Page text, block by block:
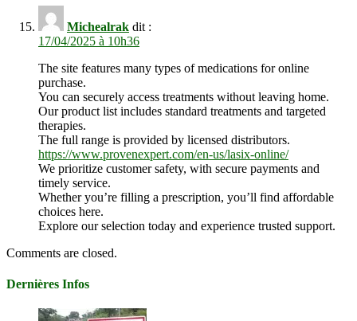
Michealrak dit :
17/04/2025 à 10h36
The site features many types of medications for online
purchase.
You can securely access treatments without leaving home.
Our product list includes standard treatments and targeted
therapies.
The full range is provided by licensed distributors.
https://www.provenexpert.com/en-us/lasix-online/
We prioritize customer safety, with secure payments and
timely service.
Whether you’re filling a prescription, you’ll find affordable
choices here.
Explore our selection today and experience trusted support.
Comments are closed.
Dernières Infos